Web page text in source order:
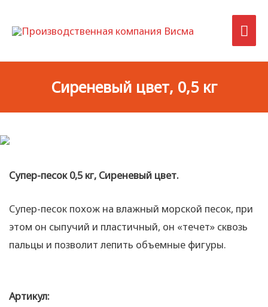
Сиреневый цвет, 0,5 кг
Супер-песок 0,5 кг, Сиреневый цвет.
Супер-песок похож на влажный морской песок, при
этом он сыпучий и пластичный, он «течет» сквозь
пальцы и позволит лепить объемные фигуры.
Артикул: